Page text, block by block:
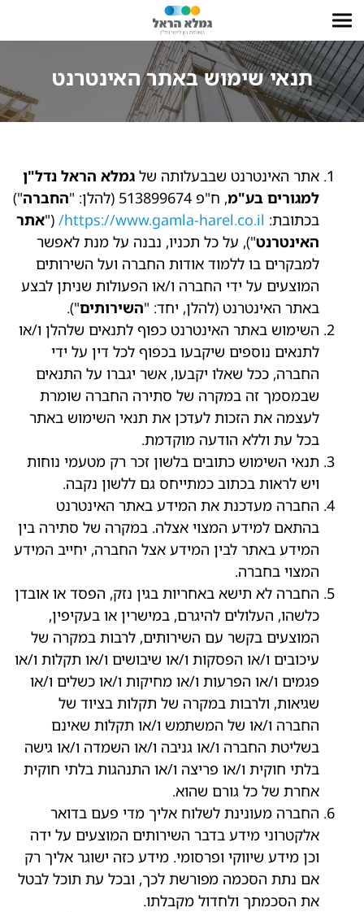
תנאי שימוש באתר האינטרנט
אתר האינטרנט שבבעלותה של גמלא הראל נדל"ן
למגורים בע"מ, ח"פ 513899674 (להלן: " החברה")
בכתובת: https://www.gamla-harel.co.il
/
("אתר
האינטרנט"), על כל תכניו, נבנה על מנת לאפשר
למבקרים בו ללמוד אודות החברה ועל השירותים
המוצעים על ידי החברה ו/או הפעולות שניתן לבצע
באתר האינטרנט (להלן, יחד: "השירותים").
השימוש באתר האינטרנט כפוף לתנאים שלהלן ו/או
לתנאים נוספים שיקבעו בכפוף לכל דין על ידי
החברה, ככל שאלו יקבעו, אשר יגברו על התנאים
שבמסמך זה במקרה של סתירה החברה שומרת
לעצמה את הזכות לעדכן את תנאי השימוש באתר
בכל עת וללא הודעה מוקדמת.
תנאי השימוש כתובים בלשון זכר רק מטעמי נוחות
ויש לראות בכתוב כמתייחס גם ללשון נקבה.
החברה מעדכנת את המידע באתר האינטרנט
בהתאם למידע המצוי אצלה. במקרה של סתירה בין
המידע באתר לבין המידע אצל החברה, יחייב המידע
המצוי בחברה.
החברה לא תישא באחריות בגין נזק, הפסד או אובדן
כלשהו, העלולים להיגרם, במישרין או בעקיפין,
המוצעים בקשר עם השירותים, לרבות במקרה של
עיכובים ו/או הפסקות ו/או שיבושים ו/או תקלות ו/או
פגמים ו/או הפרעות ו/או מחיקות ו/או כשלים ו/או
שגיאות, ולרבות במקרה של תקלות בציוד של
החברה ו/או של המשתמש ו/או תקלות שאינם
בשליטת החברה ו/או גניבה ו/או השמדה ו/או גישה
בלתי חוקית ו/או פריצה ו/או התנהגות בלתי חוקית
אחרת של כל גורם שהוא.
החברה מעונינת לשלוח אליך מדי פעם בדואר
אלקטרוני מידע בדבר השירותים המוצעים על ידה
וכן מידע שיווקי ופרסומי. מידע כזה ישוגר אליך רק
אם נתת הסכמה מפורשת לכך, ובכל עת תוכל לבטל
את הסכמתך ולחדול מקבלתו.